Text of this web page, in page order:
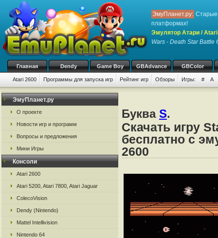
ЭмуПланет.ру: Старые
платформах!
Эмулятор Атари /
Wars - Death Star Battle
Главная Dendy Game Boy GBAdvance GBColor
Atari 2600 Программы для запуска игр Рейтинг игр Обзоры Игры: # A
ЭмуПланет.ру
О проекте
Новости игр и программ
Вопросы и предложения
Мини Игры
Консоли
Atari 2600
Atari 5200, Atari 7800, Atari Jaguar
ColecoVision
Dendy (Nintendo)
Mattel Intellivision
Nintendo 64
Буква S.
Скачать игру
бесплатно с
2600